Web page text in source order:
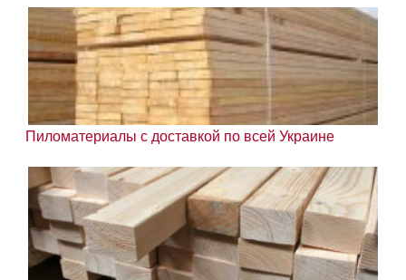
Пиломатериалы с доставкой по всей Украине